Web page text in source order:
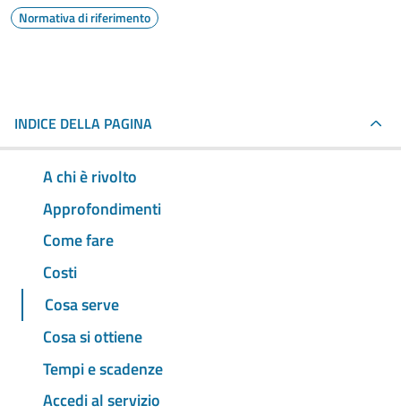
Normativa di riferimento
INDICE DELLA PAGINA
A chi è rivolto
Approfondimenti
Come fare
Costi
Cosa serve
Cosa si ottiene
Tempi e scadenze
Accedi al servizio